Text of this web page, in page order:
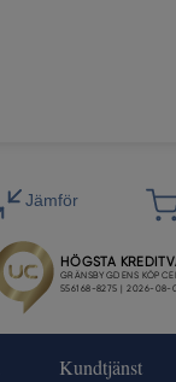
Kundtjänst